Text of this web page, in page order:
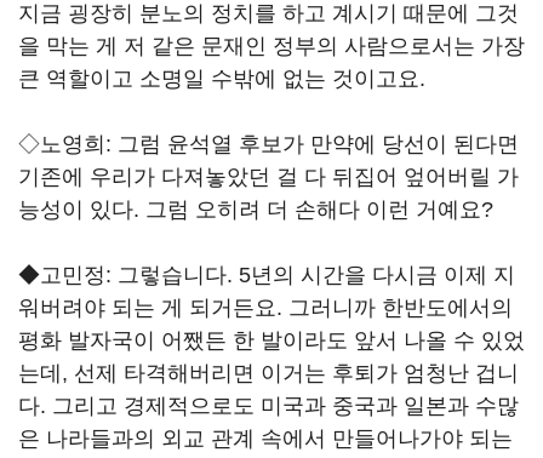
지금 굉장히 분노의 정치를 하고 계시기 때문에 그것
을 막는 게 저 같은 문재인 정부의 사람으로서는 가장
큰 역할이고 소명일 수밖에 없는 것이고요.
◇노영희: 그럼 윤석열 후보가 만약에 당선이 된다면
기존에 우리가 다져놓았던 걸 다 뒤집어 엎어버릴 가
능성이 있다. 그럼 오히려 더 손해다 이런 거예요?
◆고민정: 그렇습니다. 5년의 시간을 다시금 이제 지
워버려야 되는 게 되거든요. 그러니까 한반도에서의
평화 발자국이 어쨌든 한 발이라도 앞서 나올 수 있었
는데, 선제 타격해버리면 이거는 후퇴가 엄청난 겁니
다. 그리고 경제적으로도 미국과 중국과 일본과 수많
은 나라들과의 외교 관계 속에서 만들어나가야 되는